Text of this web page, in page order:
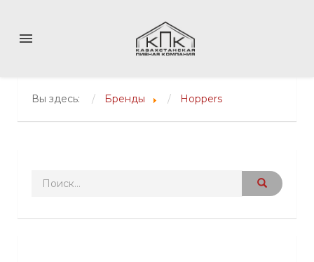
menu
Вы здесь: Бренды Hoppers